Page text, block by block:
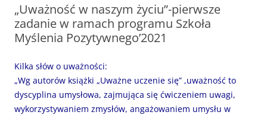
„Uważność w naszym życiu”-pierwsze
zadanie w ramach programu Szkoła
Myślenia Pozytywnego’2021
Kilka słów o uważności:
„Wg autorów książki „Uważne uczenie się” ,uważność to
dyscyplina umysłowa, zajmująca się ćwiczeniem uwagi,
wykorzystywaniem zmysłów, angażowaniem umysłu w